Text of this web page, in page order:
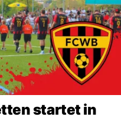
startet in